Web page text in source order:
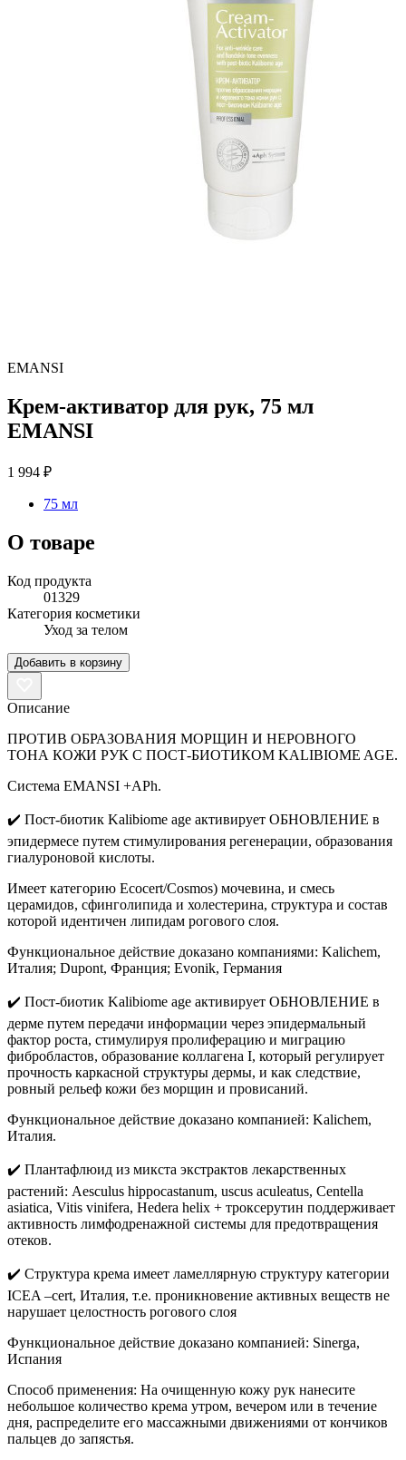
EMANSI
Крем-активатор для рук, 75 мл
EMANSI
1 994 ₽
75 мл
О товаре
Код продукта
01329
Категория косметики
Уход за телом
Добавить в корзину
Описание
ПРОТИВ ОБРАЗОВАНИЯ МОРЩИН И НЕРОВНОГО
ТОНА КОЖИ РУК С ПОСТ-БИОТИКОМ KALIBIOME AGE.
Система EMANSI +APh.
✔️ Пост-биотик Kalibiome age активирует ОБНОВЛЕНИЕ в
эпидермесе путем стимулирования регенерации, образования
гиалуроновой кислоты.
Имеет категорию Ecocert/Cosmos) мочевина, и смесь
церамидов, сфинголипида и холестерина, структура и состав
которой идентичен липидам рогового слоя.
Функциональное действие доказано компаниями: Kalichem,
Италия; Dupont, Франция; Evonik, Германия
✔️ Пост-биотик Kalibiome age активирует ОБНОВЛЕНИЕ в
дерме путем передачи информации через эпидермальный
фактор роста, стимулируя пролиферацию и миграцию
фибробластов, образование коллагена I, который регулирует
прочность каркасной структуры дермы, и как следствие,
ровный рельеф кожи без морщин и провисаний.
Функциональное действие доказано компанией: Kalichem,
Италия.
✔️ Плантафлюид из микста экстрактов лекарственных
растений: Aesculus hippocastanum, uscus aculeatus, Centella
asiatica, Vitis vinifera, Hedera helix + троксерутин поддерживает
активность лимфодренажной системы для предотвращения
отеков.
✔️ Структура крема имеет ламеллярную структуру категории
ICEA –cert, Италия, т.е. проникновение активных веществ не
нарушает целостность рогового слоя
Функциональное действие доказано компанией: Sinerga,
Испания
Способ применения: На очищенную кожу рук нанесите
небольшое количество крема утром, вечером или в течение
дня, распределите его массажными движениями от кончиков
пальцев до запястья.